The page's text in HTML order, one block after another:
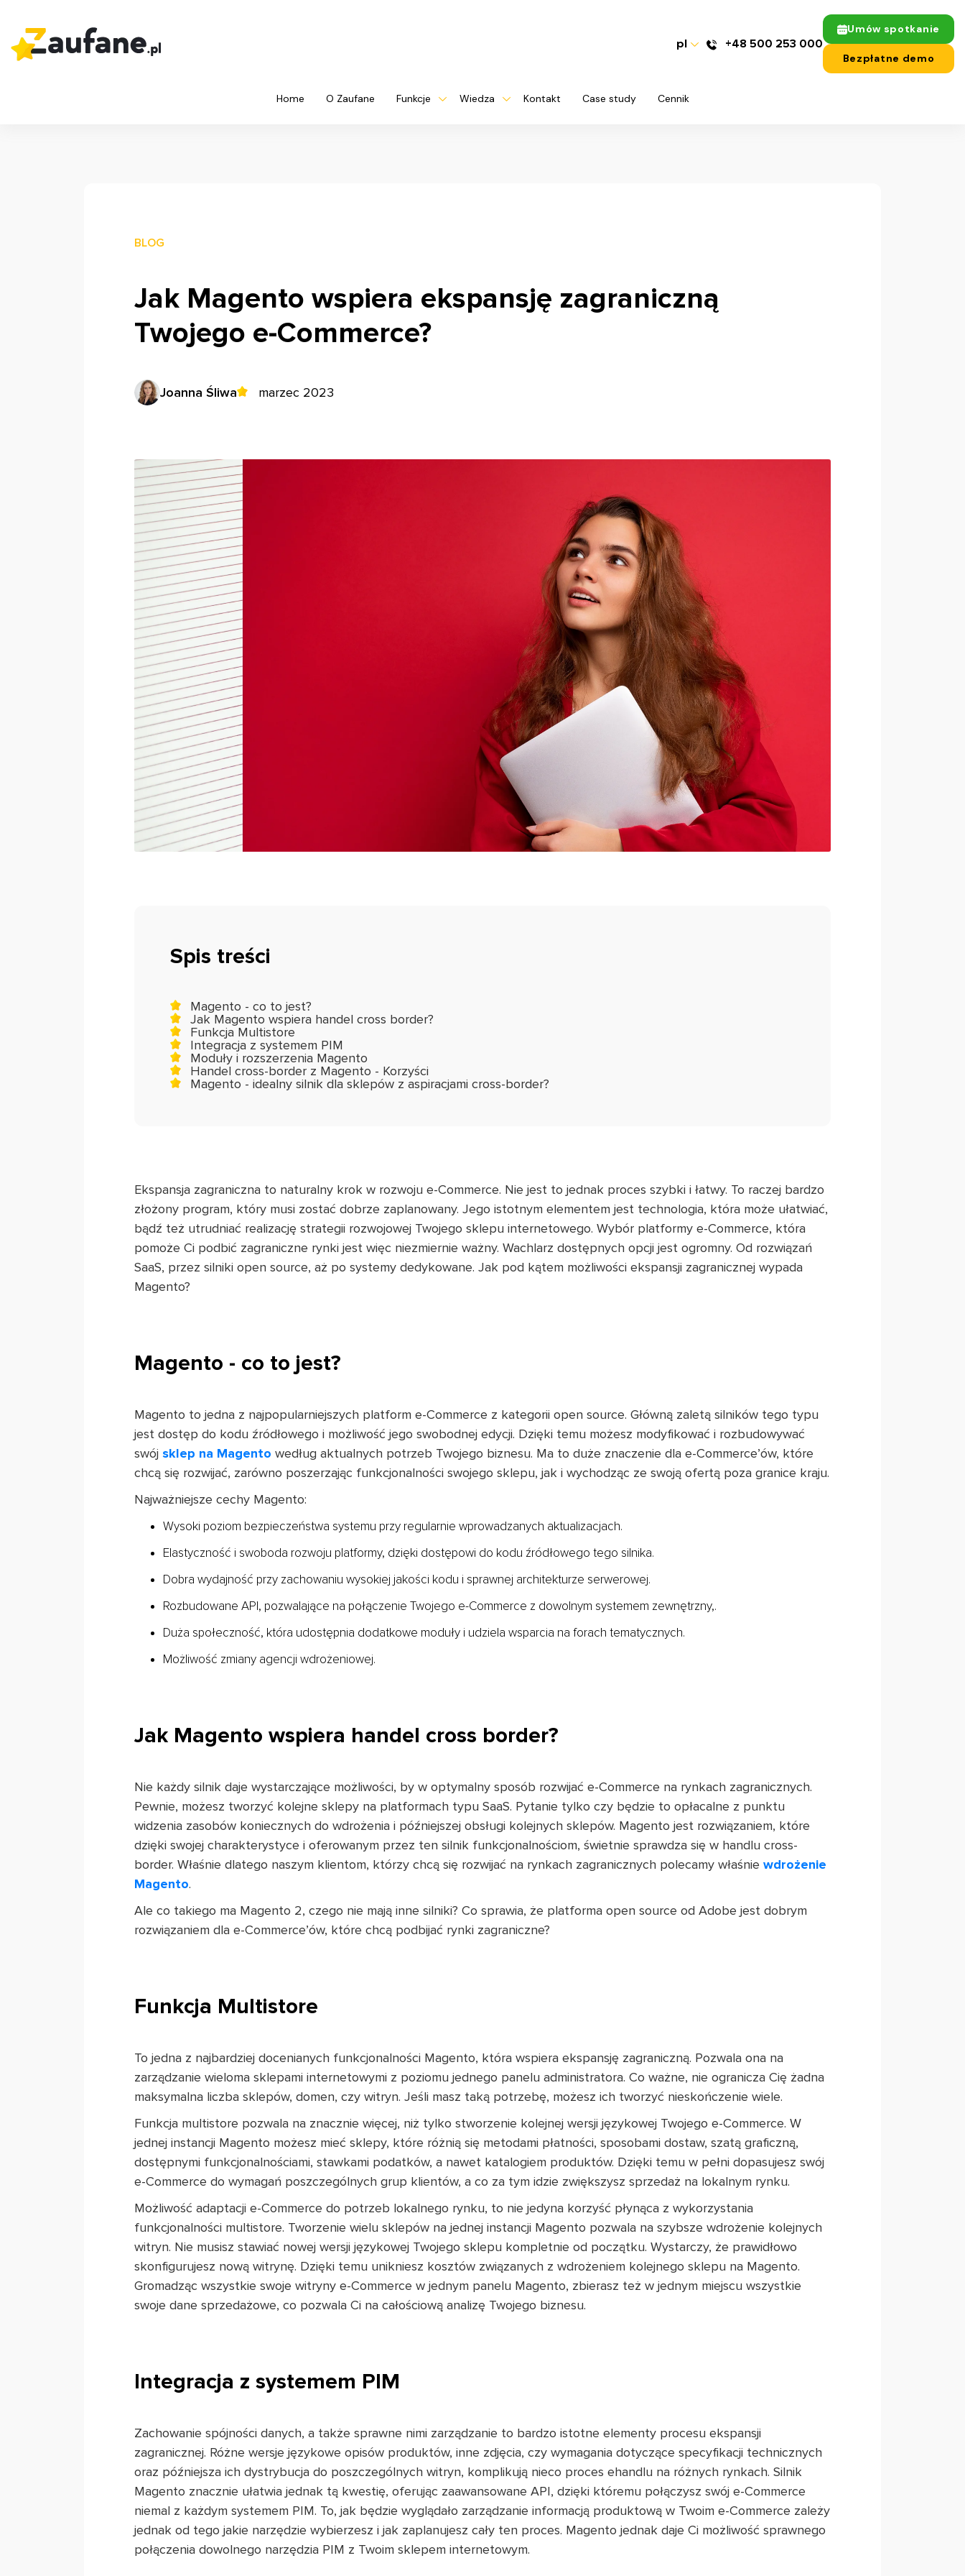
Home O Zaufane Funkcje Wiedza Kontakt Case study Cennik
pl +48 500 253 000
Umów spotkanie
Bezpłatne demo
BLOG
Jak Magento wspiera ekspansję zagraniczną
Twojego e-Commerce?
Joanna Śliwa marzec 2023
Spis treści
Magento - co to jest?
Jak Magento wspiera handel cross border?
Funkcja Multistore
Integracja z systemem PIM
Moduły i rozszerzenia Magento
Handel cross-border z Magento - Korzyści
Magento - idealny silnik dla sklepów z aspiracjami cross-border?
Ekspansja zagraniczna to naturalny krok w rozwoju e-Commerce. Nie jest to jednak proces szybki i łatwy. To raczej bardzo
złożony program, który musi zostać dobrze zaplanowany. Jego istotnym elementem jest technologia, która może ułatwiać,
bądź też utrudniać realizację strategii rozwojowej Twojego sklepu internetowego. Wybór platformy e-Commerce, która
pomoże Ci podbić zagraniczne rynki jest więc niezmiernie ważny. Wachlarz dostępnych opcji jest ogromny. Od rozwiązań
SaaS, przez silniki open source, aż po systemy dedykowane. Jak pod kątem możliwości ekspansji zagranicznej wypada
Magento?
Magento - co to jest?
Magento to jedna z najpopularniejszych platform e-Commerce z kategorii open source. Główną zaletą silników tego typu
jest dostęp do kodu źródłowego i możliwość jego swobodnej edycji. Dzięki temu możesz modyfikować i rozbudowywać
swój sklep na Magento według aktualnych potrzeb Twojego biznesu. Ma to duże znaczenie dla e-Commerce’ów, które
chcą się rozwijać, zarówno poszerzając funkcjonalności swojego sklepu, jak i wychodząc ze swoją ofertą poza granice kraju.
Najważniejsze cechy Magento:
Wysoki poziom bezpieczeństwa systemu przy regularnie wprowadzanych aktualizacjach.
Elastyczność i swoboda rozwoju platformy, dzięki dostępowi do kodu źródłowego tego silnika.
Dobra wydajność przy zachowaniu wysokiej jakości kodu i sprawnej architekturze serwerowej.
Rozbudowane API, pozwalające na połączenie Twojego e-Commerce z dowolnym systemem zewnętrzny,.
Duża społeczność, która udostępnia dodatkowe moduły i udziela wsparcia na forach tematycznych.
Możliwość zmiany agencji wdrożeniowej.
Jak Magento wspiera handel cross border?
Nie każdy silnik daje wystarczające możliwości, by w optymalny sposób rozwijać e-Commerce na rynkach zagranicznych.
Pewnie, możesz tworzyć kolejne sklepy na platformach typu SaaS. Pytanie tylko czy będzie to opłacalne z punktu
widzenia zasobów koniecznych do wdrożenia i późniejszej obsługi kolejnych sklepów. Magento jest rozwiązaniem, które
dzięki swojej charakterystyce i oferowanym przez ten silnik funkcjonalnościom, świetnie sprawdza się w handlu cross-
border. Właśnie dlatego naszym klientom, którzy chcą się rozwijać na rynkach zagranicznych polecamy właśnie wdrożenie
Magento.
Ale co takiego ma Magento 2, czego nie mają inne silniki? Co sprawia, że platforma open source od Adobe jest dobrym
rozwiązaniem dla e-Commerce’ów, które chcą podbijać rynki zagraniczne?
Funkcja Multistore
To jedna z najbardziej docenianych funkcjonalności Magento, która wspiera ekspansję zagraniczną. Pozwala ona na
zarządzanie wieloma sklepami internetowymi z poziomu jednego panelu administratora. Co ważne, nie ogranicza Cię żadna
maksymalna liczba sklepów, domen, czy witryn. Jeśli masz taką potrzebę, możesz ich tworzyć nieskończenie wiele.
Funkcja multistore pozwala na znacznie więcej, niż tylko stworzenie kolejnej wersji językowej Twojego e-Commerce. W
jednej instancji Magento możesz mieć sklepy, które różnią się metodami płatności, sposobami dostaw, szatą graficzną,
dostępnymi funkcjonalnościami, stawkami podatków, a nawet katalogiem produktów. Dzięki temu w pełni dopasujesz swój
e-Commerce do wymagań poszczególnych grup klientów, a co za tym idzie zwiększysz sprzedaż na lokalnym rynku.
Możliwość adaptacji e-Commerce do potrzeb lokalnego rynku, to nie jedyna korzyść płynąca z wykorzystania
funkcjonalności multistore. Tworzenie wielu sklepów na jednej instancji Magento pozwala na szybsze wdrożenie kolejnych
witryn. Nie musisz stawiać nowej wersji językowej Twojego sklepu kompletnie od początku. Wystarczy, że prawidłowo
skonfigurujesz nową witrynę. Dzięki temu unikniesz kosztów związanych z wdrożeniem kolejnego sklepu na Magento.
Gromadząc wszystkie swoje witryny e-Commerce w jednym panelu Magento, zbierasz też w jednym miejscu wszystkie
swoje dane sprzedażowe, co pozwala Ci na całościową analizę Twojego biznesu.
Integracja z systemem PIM
Zachowanie spójności danych, a także sprawne nimi zarządzanie to bardzo istotne elementy procesu ekspansji
zagranicznej. Różne wersje językowe opisów produktów, inne zdjęcia, czy wymagania dotyczące specyfikacji technicznych
oraz późniejsza ich dystrybucja do poszczególnych witryn, komplikują nieco proces ehandlu na różnych rynkach. Silnik
Magento znacznie ułatwia jednak tą kwestię, oferując zaawansowane API, dzięki któremu połączysz swój e-Commerce
niemal z każdym systemem PIM. To, jak będzie wyglądało zarządzanie informacją produktową w Twoim e-Commerce zależy
jednak od tego jakie narzędzie wybierzesz i jak zaplanujesz cały ten proces. Magento jednak daje Ci możliwość sprawnego
połączenia dowolnego narzędzia PIM z Twoim sklepem internetowym.